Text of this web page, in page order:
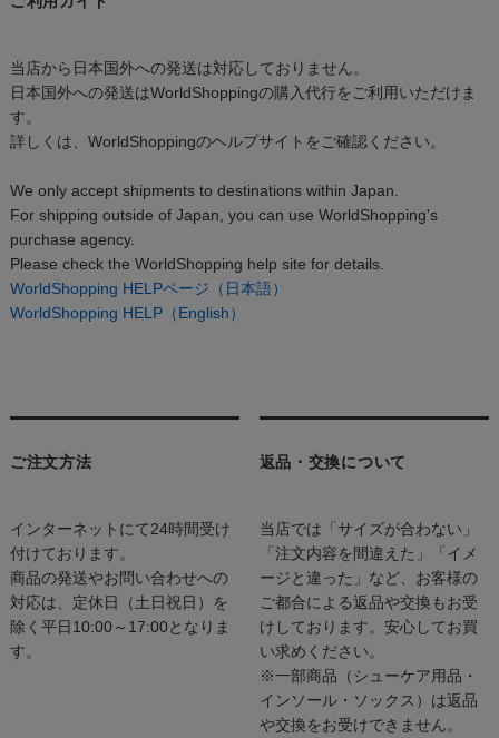
当店から日本国外への発送は対応しておりません。
日本国外への発送はWorldShoppingの購入代行をご利用いただけま
す。
詳しくは、WorldShoppingのヘルプサイトをご確認ください。
We only accept shipments to destinations within Japan.
For shipping outside of Japan, you can use WorldShopping's
purchase agency.
Please check the WorldShopping help site for details.
WorldShopping HELPページ（日本語）
WorldShopping HELP（English）
ご注文方法
インターネットにて24時間受け
付けております。
商品の発送やお問い合わせへの
対応は、定休日（土日祝日）を
除く平日10:00～17:00となりま
す。
返品・交換について
当店では「サイズが合わない」
「注文内容を間違えた」「イメ
ージと違った」など、お客様の
ご都合による返品や交換もお受
けしております。安心してお買
い求めください。
※一部商品（シューケア用品・
インソール・ソックス）は返品
や交換をお受けできません。